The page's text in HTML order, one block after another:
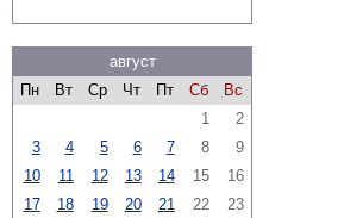
август
Пн
Вт Ср Чт Пт Сб
Вс
1
2
3
4 5 6 7 8
9
10
11 12 13 14 15
16
17
18 19 20 21 22
23